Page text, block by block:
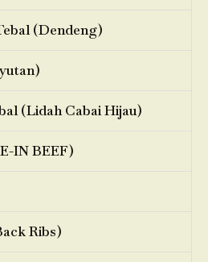
(Dendeng)
(Lidah Cabai Hijau)
IN BEEF)
Ribs)